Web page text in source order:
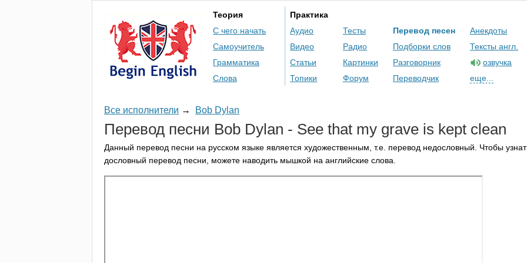
Теория
С чего начать
Самоучитель
Грамматика
Слова
Практика
Аудио
Видео
Статьи
Топики
Тесты
Радио
Картинки
Форум
Перевод песен
Подборки слов
Разговорник
Переводчик
Анекдоты
Тексты англ.
озвучка
еще...
Все исполнители → Bob Dylan
Перевод песни Bob Dylan - See that my grave is kept clean
Данный перевод песни на русском языке является художественным, т.е. перевод недословный. Чтобы
дословный перевод песни, можете наводить мышкой на английские слова.